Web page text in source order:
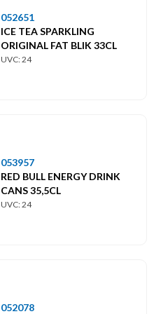
052651
ICE TEA SPARKLING
ORIGINAL FAT BLIK 33CL
UVC: 24
053957
RED BULL ENERGY DRINK
CANS 35,5CL
UVC: 24
052078